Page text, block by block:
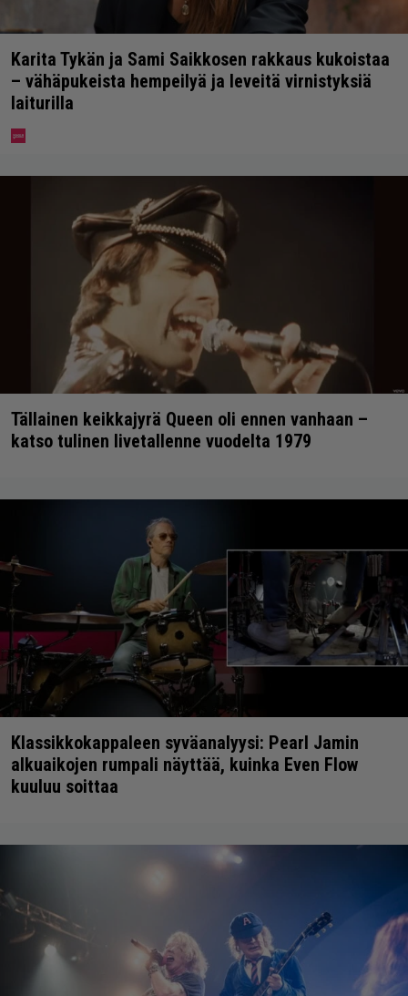
Karita Tykän ja Sami Saikkosen rakkaus kukoistaa
– vähäpukeista hempeilyä ja leveitä virnistyksiä
laiturilla
Tällainen keikkajyrä Queen oli ennen vanhaan –
katso tulinen livetallenne vuodelta 1979
Klassikkokappaleen syväanalyysi: Pearl Jamin
alkuaikojen rumpali näyttää, kuinka Even Flow
kuuluu soittaa